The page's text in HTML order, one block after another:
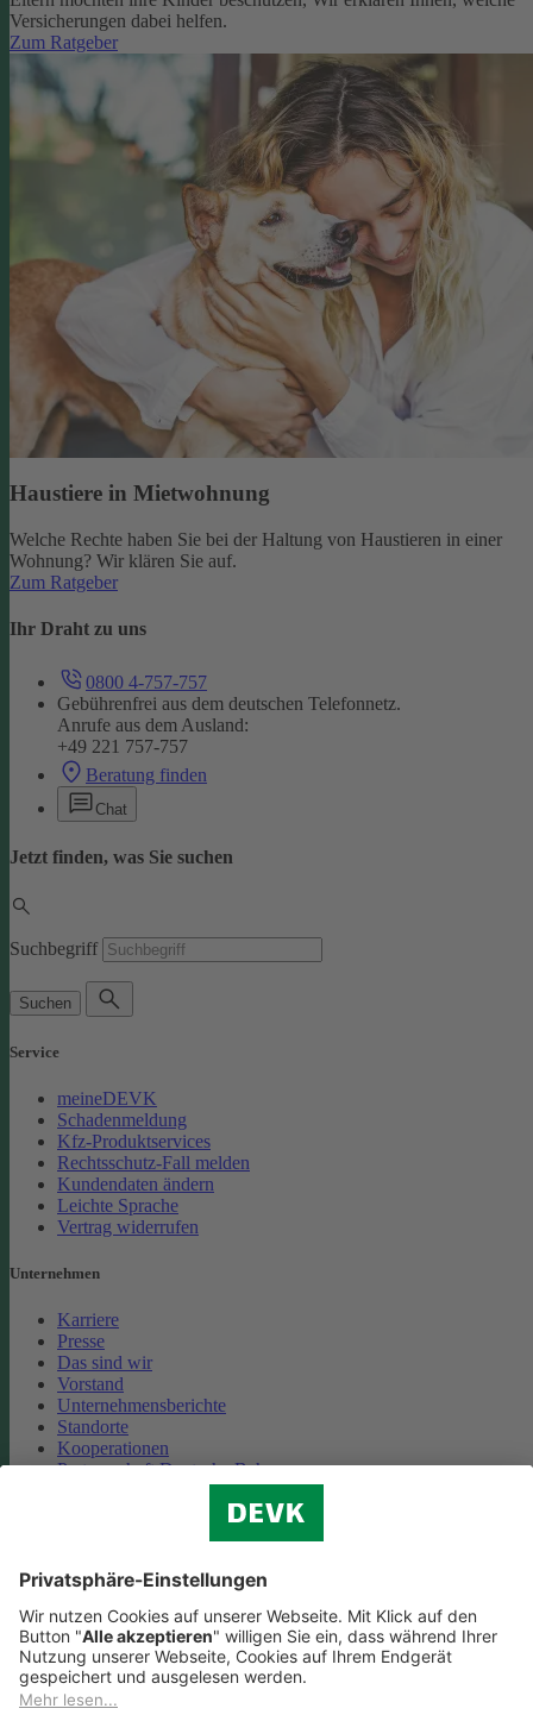
Versicherungen dabei helfen.
Zum Ratgeber
Haustiere in Mietwohnung
Welche Rechte haben Sie bei der Haltung von Haustieren in einer
Wohnung? Wir klären Sie auf.
Zum Ratgeber
Ihr Draht zu uns
0800 4-757-757
Gebührenfrei aus dem deutschen Telefonnetz.
Anrufe aus dem Ausland:
+49 221 757-757
Beratung finden
Chat
Jetzt finden, was Sie suchen
Suchbegriff
Suchen
Service
meineDEVK
Schadenmeldung
Kfz-Produktservices
Rechtsschutz-Fall melden
Kundendaten ändern
Leichte Sprache
Vertrag widerrufen
Unternehmen
Karriere
Presse
Das sind wir
Vorstand
Unternehmensberichte
Standorte
Kooperationen
Partnerschaft Deutsche Bahn
Cookie-Einstellungen
Datenschutz
Impressum